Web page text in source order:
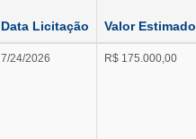
Data Licitação Valor Estimado
7/24/2026 R$ 175.000,00